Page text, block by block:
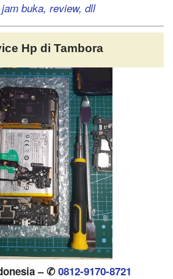
buka, review, dll
Hp di Tambora
– ✆0812-9170-8721